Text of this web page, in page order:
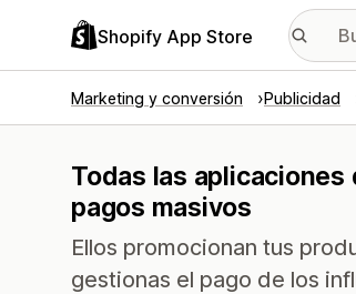
Shopify App Store
Marketing y conversión Publicidad
Todas las
pagos masivos
Ellos promocionan tus
gestionas el pago de los